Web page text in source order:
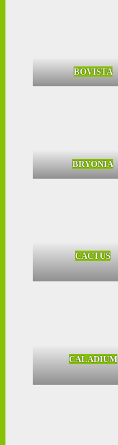
BOVISTA
BRYONIA
CACTUS
CALADIUM